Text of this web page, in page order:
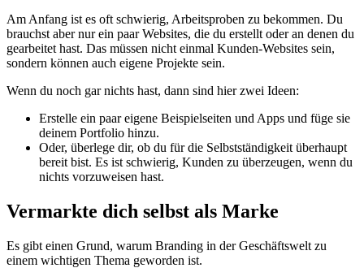
Am Anfang ist es oft schwierig, Arbeitsproben zu bekommen. Du
brauchst aber nur ein paar Websites, die du erstellt oder an denen du
gearbeitet hast. Das müssen nicht einmal Kunden-Websites sein,
sondern können auch eigene Projekte sein.
Wenn du noch gar nichts hast, dann sind hier zwei Ideen:
Erstelle ein paar eigene Beispielseiten und Apps und füge sie
deinem Portfolio hinzu.
Oder, überlege dir, ob du für die Selbstständigkeit überhaupt
bereit bist. Es ist schwierig, Kunden zu überzeugen, wenn du
nichts vorzuweisen hast.
Vermarkte dich selbst als Marke
Es gibt einen Grund, warum Branding in der Geschäftswelt zu
einem wichtigen Thema geworden ist.